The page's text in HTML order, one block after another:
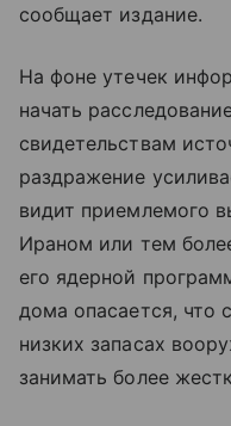
сообщает издание.
На фоне утечек
начать
свидетельствам
раздражение
видит приемлемого
Ираном или тем
его ядерной
дома опасается, что
низких запасах
занимать более